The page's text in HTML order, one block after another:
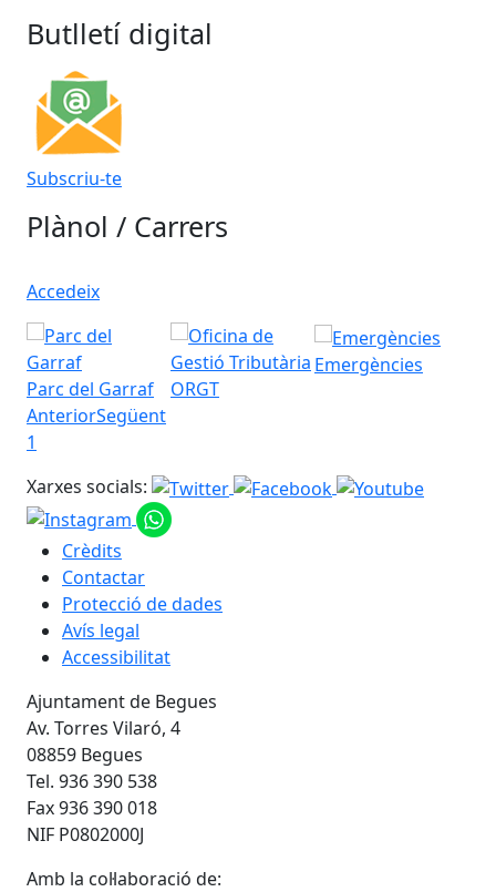
Butlletí digital
Subscriu-te
Plànol / Carrers
Accedeix
Parc del Garraf ORGT
Emergències
AnteriorSegüent
1
Xarxes socials:
Crèdits
Contactar
Protecció de dades
Avís legal
Accessibilitat
Ajuntament de Begues
Av. Torres Vilaró, 4
08859 Begues
Tel. 936 390 538
Fax 936 390 018
NIF P0802000J
Amb la col·laboració de: